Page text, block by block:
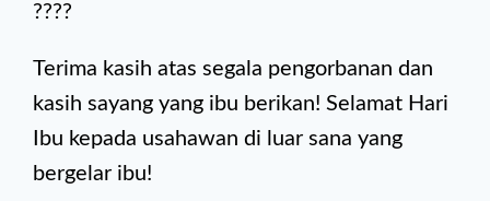
Terima kasih atas segala pengorbanan dan
kasih sayang yang ibu berikan! Selamat Hari
Ibu kepada usahawan di luar sana yang
bergelar ibu!